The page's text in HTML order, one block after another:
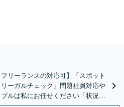
リーランスの対応可】「スポット
ーガルチェック」問題社員対応や
ルは私にお任せください「状況に